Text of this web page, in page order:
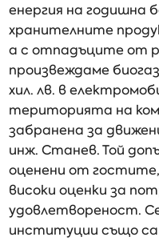
енергия на годишна
хранителните
а с отпадъците от
произвеждаме
хил. лв. в
територията на
забранена за
инж. Станев. Той
оценени от
високи оценки за
удовлетвореност.
институции също